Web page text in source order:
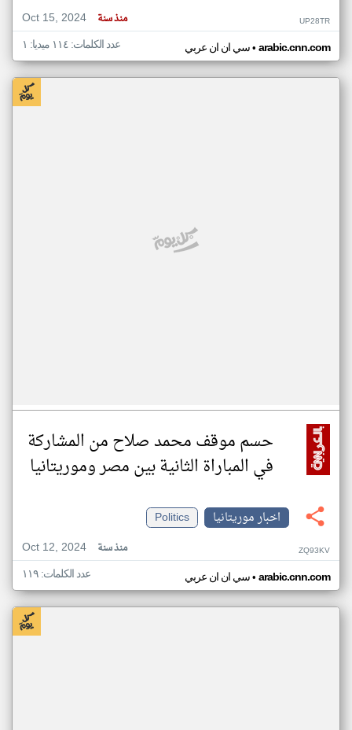
Oct 15, 2024
منذ سنة UP28TR
سي ان ان عربي• arabic.cnn.com عدد الكلمات: ١١٤ ميديا: ١
حسم موقف محمد صلاح من المشاركة
في المباراة الثانية بين مصر وموريتانيا
اخبار موريتانيا
Politics
Oct 12, 2024
منذ سنة ZQ93KV
سي ان ان عربي• arabic.cnn.com عدد الكلمات: ١١٩